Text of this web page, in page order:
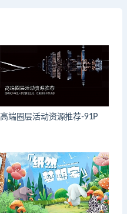
高端圈层活动资源推荐-91P